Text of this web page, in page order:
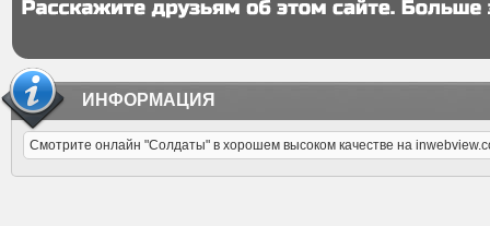
ИНФОРМАЦИЯ
Смотрите онлайн "Солдаты" в хорошем высоком качестве на